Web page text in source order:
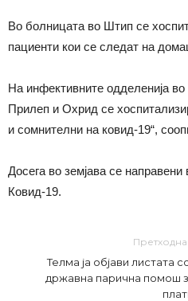
Во болницата во Штип се
пациенти кои се следат на
На инфективните одделенија
Прилеп и Охрид се
и сомнителни на ковид-19“,
Досега во земјава се
Ковид-19.
Претходна
Телма ја објави листата
државна парична помош